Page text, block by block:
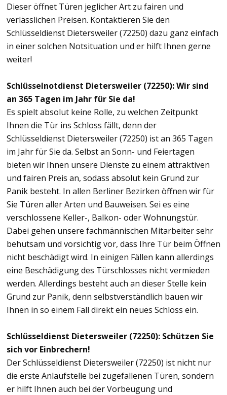
Dieser öffnet Türen jeglicher Art zu fairen und
verlässlichen Preisen. Kontaktieren Sie den
Schlüsseldienst Dietersweiler (72250) dazu ganz einfach
in einer solchen Notsituation und er hilft Ihnen gerne
weiter!
Schlüsselnotdienst Dietersweiler (72250): Wir sind
an 365 Tagen im Jahr für Sie da!
Es spielt absolut keine Rolle, zu welchen Zeitpunkt
Ihnen die Tür ins Schloss fällt, denn der
Schlüsseldienst Dietersweiler (72250) ist an 365 Tagen
im Jahr für Sie da. Selbst an Sonn- und Feiertagen
bieten wir Ihnen unsere Dienste zu einem attraktiven
und fairen Preis an, sodass absolut kein Grund zur
Panik besteht. In allen Berliner Bezirken öffnen wir für
Sie Türen aller Arten und Bauweisen. Sei es eine
verschlossene Keller-, Balkon- oder Wohnungstür.
Dabei gehen unsere fachmännischen Mitarbeiter sehr
behutsam und vorsichtig vor, dass Ihre Tür beim Öffnen
nicht beschädigt wird. In einigen Fällen kann allerdings
eine Beschädigung des Türschlosses nicht vermieden
werden. Allerdings besteht auch an dieser Stelle kein
Grund zur Panik, denn selbstverständlich bauen wir
Ihnen in so einem Fall direkt ein neues Schloss ein.
Schlüsseldienst Dietersweiler (72250): Schützen Sie
sich vor Einbrechern!
Der Schlüsseldienst Dietersweiler (72250) ist nicht nur
die erste Anlaufstelle bei zugefallenen Türen, sondern
er hilft Ihnen auch bei der Vorbeugung und